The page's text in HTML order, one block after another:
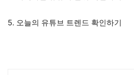
5. 오늘의 유튜브 트렌드 확인하기